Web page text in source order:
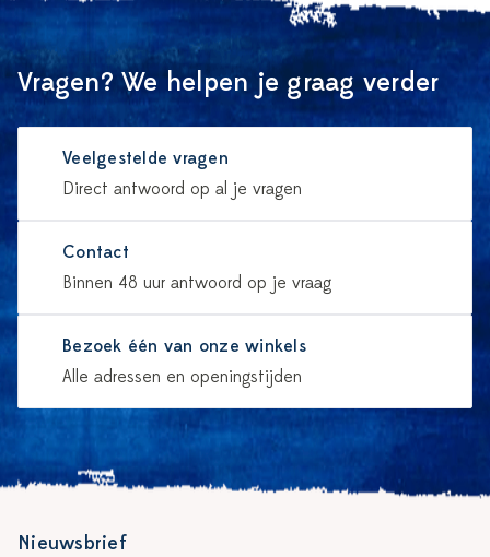
Vragen? We helpen je graag verder
Veelgestelde vragen
Direct antwoord op al je vragen
Contact
Binnen 48 uur antwoord op je vraag
Bezoek één van onze winkels
Alle adressen en openingstijden
Nieuwsbrief